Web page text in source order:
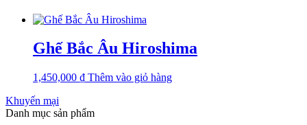
Ghế Bắc Âu Hiroshima
1,450,000 ₫ Thêm vào giỏ hàng
Khuyến mại
Danh mục sản phẩm